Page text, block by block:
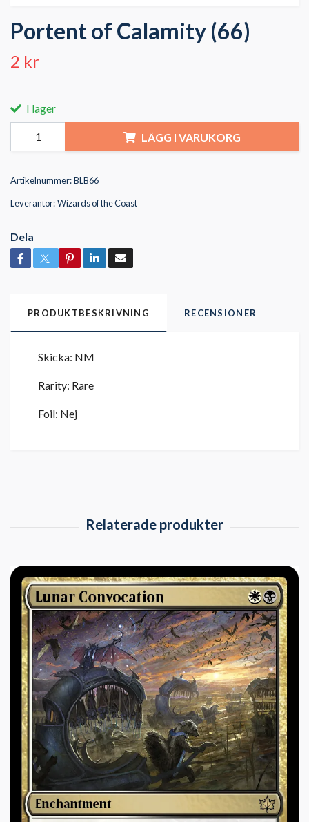
Portent of Calamity (66)
2 kr
I lager
LÄGG I VARUKORG
Artikelnummer:BLB66
Leverantör:Wizards of the Coast
Dela
PRODUKTBESKRIVNING RECENSIONER
Skicka: NM
Rarity: Rare
Foil: Nej